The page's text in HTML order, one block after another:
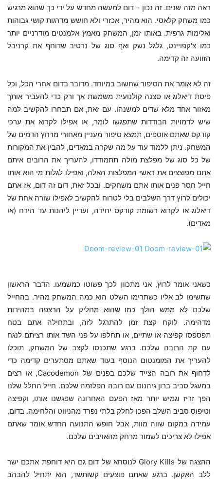
ראה מזה שנים. זה נכון – דום למעשה מחדש על ידי כך שהוא מרגיש
כמו משחק קלאסי. הוא מהיר, אכזרי ולא חושש מדרגות קושי גבוהות
ואלימות גרפית. באותו זמן, המשחק מאמץ אלמנטים מודרניים יותר
כמו צ'קפויינט, גלגל נשק ואף סוג של נרטיב שדוחף את קרניבל
הזוועה זה קדימה.
זה לא אומר את הסיפור שחשוב במיוחד. מדובר בדום אחרי הכל, וכל
פיסת דיאלוג או סצנה קולנועית משמשת אך ורק כדי להעביר אותך
מאזור אחד מלא שדים למשנהו. עם זאת, אם תבחרו להקשיב למה
שיש לדמויות הבודדות שתפגשו לומר, או אפילו לקרוא את ערכי
קודקס שאתם אוספים, תמצא סיפור מעניין מאחורי מרחץ הדמים של
המשחק. ניתן ללמוד עוד על מה שקרה במאדים, להבין את המקורות
של כל סוג של מפלצת מולה תתמודדו, להעריך את הרובים איתם
אתם מפוצצים את ראשי המפלצות האלה, ואפילו לגלות מי הוא אותו
חייל חסר פנים אותו אתם משחקים. ובכל זאת, דום זה דום, אז אתם
יכולים לרוץ דרך השלבים בלי לטרוח להקשיב לאפילו שורה אחת של
דיאלוג או לקרוא רשומת קודקס יחידה, ועדיין ליהנות עד הירח (או
מאדים).
כשאני אומר לרוץ, אני מתכוון לכך פשוטו כמשמעו. הדבר הראשון
שתשימו לב אליו כשתרימו השלט הוא כמה המשחק מהיר. בהחייל
שלכם לא ממש הולך כמו שהוא מחליק על הרצפה במהירות
מדהימה. לוקח קצת זמן להתרגל לזה, ובתחילה אתם בטח
תפספסו קפיצה או שתיים, או תחלפו על פני השד אותו רציתם לנגח
עם קת הרובה שלכם. ברגע שתכנסו לקצב של המשחק, תוכלו
להעריך את המומנטום הנוסף בעוד שאתם מסתערים קדימה כדי
לדחוף את רובה הצייד שלכם בפנים של Cacodemon, או רצים
במעגל סביב ברון גיהנום עם רובה הפלזמה שלכם. חייל החלל שלנו
הפך זריז וגמיש יותר מאז הפעם האחרונה שפגשנו אותו, וקפיצה
וטיפוס סביב השלב הפכו לחלק בלתי נפרד מהניווט והלחימה. בדום,
עמידה במקום שווה מוות, אבל חופש התנועה החדש אומר שאתם
אפילו לא צריכים לשמור מרחק מהאויבים שלכם.
ההצגה של Glory Kills לנוסחא של דום גם היא דוחפת אתכם ישר
ללב האקשן. ברגע שאתם פוצעים קשותשד, הוא יתחיל להבהב